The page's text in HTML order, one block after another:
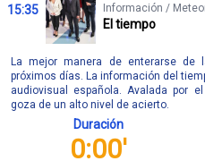
15:35 Información /
El tiempo
La mejor manera de enterarse de
próximos días. La información del
audiovisual española. Avalada por
goza de un alto nivel de acierto.
Duración
0:00'